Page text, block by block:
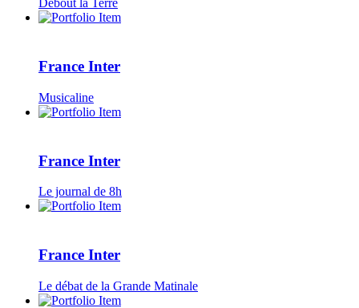
Debout la Terre
France Inter
Musicaline
France Inter
Le journal de 8h
France Inter
Le débat de la Grande Matinale